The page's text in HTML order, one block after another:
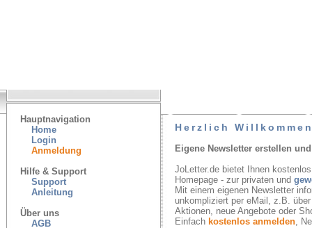
Hauptnavigation
Home
Login
Anmeldung
Hilfe & Support
Support
Anleitung
Über uns
AGB
Herzlich
Eigene Newsletter erstellen
JoLetter.de bietet Ihnen
Homepage - zur privaten und
Mit einem eigenen Newsletter
unkompliziert per eMail, z.B.
Aktionen, neue Angebote oder
Einfach kostenlos anmelden,